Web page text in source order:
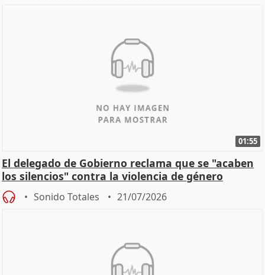
01:55
El delegado de Gobierno reclama que se "acaben
los silencios" contra la violencia de género
Sonido Totales 21/07/2026